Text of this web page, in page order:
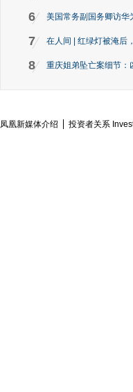
6 美国常务副国务卿访华
7 在人间 | 红绿灯被淹后
8 重庆姐弟坠亡案细节：
凤凰新媒体介绍 投资者关系